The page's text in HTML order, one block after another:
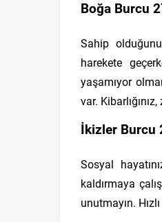
Boğa Burcu
Sahip
harekete
yaşamıyor
var.
İkizler Burcu
Sosyal
kaldırmaya
unutmayın.